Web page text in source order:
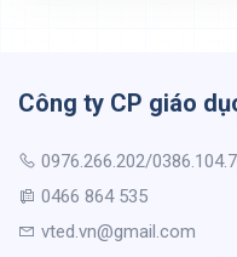
Công ty CP giáo
0976.266.202/
0466 864 535
vted.vn@gmail.com